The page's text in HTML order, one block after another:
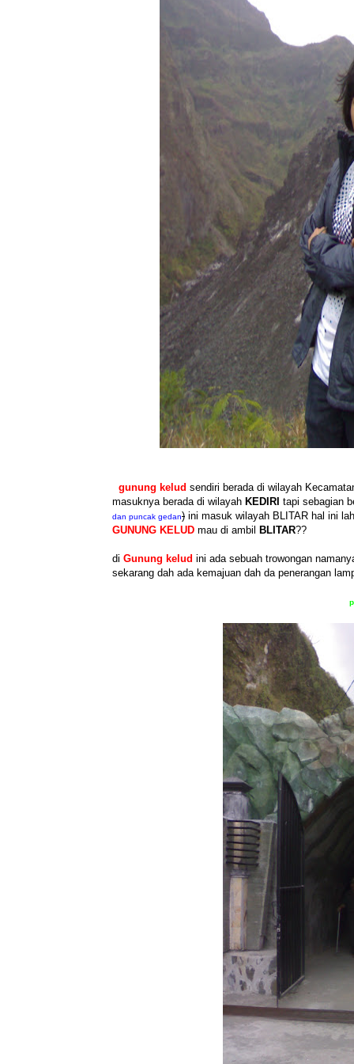
gunung kelud sendiri berada di wilayah
masuknya berada di wilayah KEDIRI tapi sebagian
dan puncak gedan) ini masuk wilayah BLITAR hal ini
GUNUNG KELUD mau di ambil BLITAR??
di Gunung kelud ini ada sebuah trowongan
sekarang dah ada kemajuan dah da penerangan